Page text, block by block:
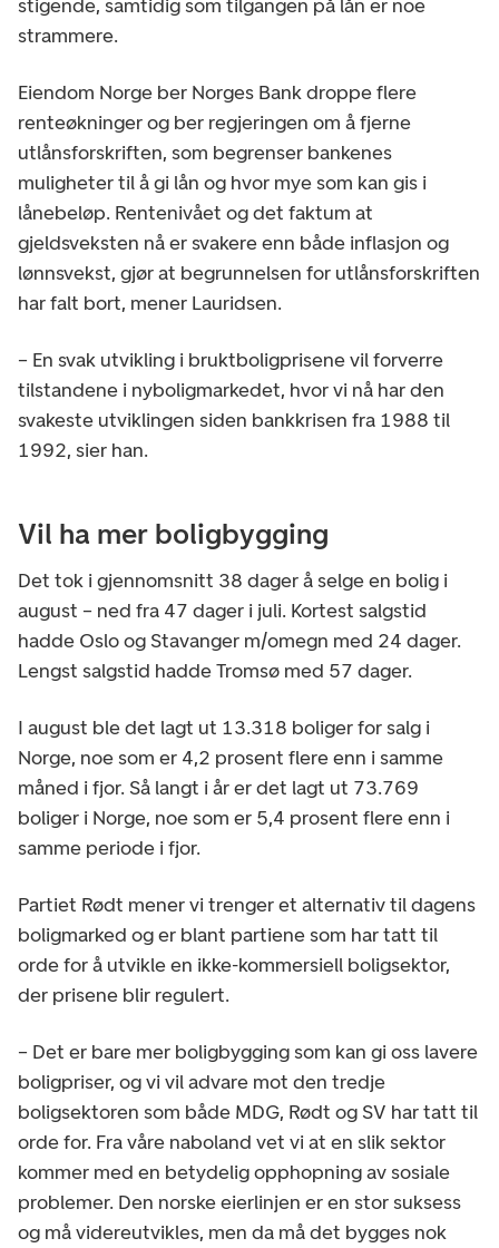
stigende, samtidig som tilgangen på lån er noe
strammere.
Eiendom Norge ber Norges Bank droppe flere
renteøkninger og ber regjeringen om å fjerne
utlånsforskriften, som begrenser bankenes
muligheter til å gi lån og hvor mye som kan gis i
lånebeløp. Rentenivået og det faktum at
gjeldsveksten nå er svakere enn både inflasjon og
lønnsvekst, gjør at begrunnelsen for utlånsforskriften
har falt bort, mener Lauridsen.
– En svak utvikling i bruktboligprisene vil forverre
tilstandene i nyboligmarkedet, hvor vi nå har den
svakeste utviklingen siden bankkrisen fra 1988 til
1992, sier han.
Vil ha mer boligbygging
Det tok i gjennomsnitt 38 dager å selge en bolig i
august – ned fra 47 dager i juli. Kortest salgstid
hadde Oslo og Stavanger m/omegn med 24 dager.
Lengst salgstid hadde Tromsø med 57 dager.
I august ble det lagt ut 13.318 boliger for salg i
Norge, noe som er 4,2 prosent flere enn i samme
måned i fjor. Så langt i år er det lagt ut 73.769
boliger i Norge, noe som er 5,4 prosent flere enn i
samme periode i fjor.
Partiet Rødt mener vi trenger et alternativ til dagens
boligmarked og er blant partiene som har tatt til
orde for å utvikle en ikke-kommersiell boligsektor,
der prisene blir regulert.
– Det er bare mer boligbygging som kan gi oss lavere
boligpriser, og vi vil advare mot den tredje
boligsektoren som både MDG, Rødt og SV har tatt til
orde for. Fra våre naboland vet vi at en slik sektor
kommer med en betydelig opphopning av sosiale
problemer. Den norske eierlinjen er en stor suksess
og må videreutvikles, men da må det bygges nok